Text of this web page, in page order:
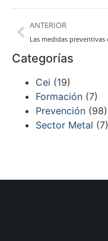
ANTERIOR
Categorías
Cei (19)
Formación (7)
Prevención (98)
Sector Metal (7)